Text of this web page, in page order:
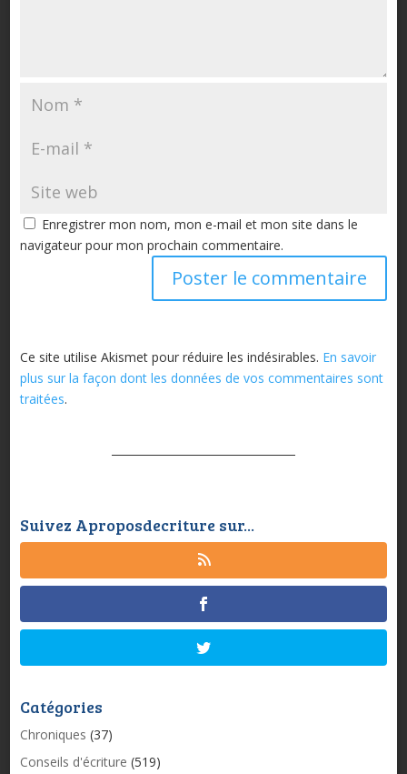
Enregistrer mon nom, mon e-mail et mon site dans le
navigateur pour mon prochain commentaire.
Ce site utilise Akismet pour réduire les indésirables. En savoir
plus sur la façon dont les données de vos commentaires sont
traitées.
Suivez Aproposdecriture sur...
Catégories
Chroniques (37)
Conseils d'écriture (519)